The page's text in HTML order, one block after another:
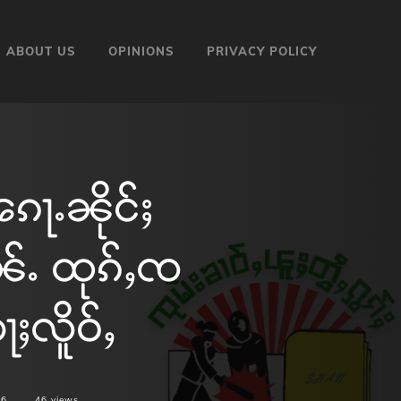
ABOUT US OPINIONS PRIVACY POLICY
ႃႉၼိုင်ႈ
ႉ ထုၵ်ႇၸ
ႈလိူဝ်ႇ